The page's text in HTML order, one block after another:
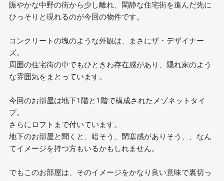
賑やかな中野の街から少し離れ、閑静な住宅街を進んだ先に
ひっそりと現れるのが今回の物件です。
コンクリートの塊のような外観は、まさにザ・デザイナー
ズ。
周囲の住宅街の中でもひときわ存在感があり、隠れ家のよう
な雰囲気をまとっています。
今回のお部屋は地下1階と1階で構成されたメゾネットタイ
プ。
さらにロフトまで付いています。
地下のお部屋と聞くと、暗そう、閉塞感がありそう、、なん
てイメージを持つ方もいるかもしれません。
でもこのお部屋は、そのイメージをかなり良い意味で裏切っ